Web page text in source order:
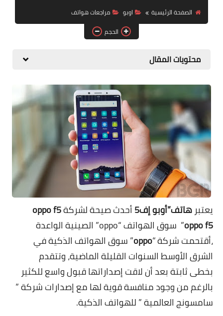
تقنيات السيارات
الصفحة الرئيسية
اوبو
مراجعات هواتف
الحجم
محتويات المقال
يعتبر ھاتف”أوبو إف5 أحدث صيحة لشركةoppo f5
”oppo f5
سوق الھواتف “oppo” الصينية الواعدة
،أقتحمت شركة “oppo” سوق الھواتف الذكية في
الشرق الأوسط السنوات القليلة الماضية، وتتقدم
بخطى ثابتة بعد أن لاقت إصداراتھا قبول واسع للكثير
بالرغم من وجود منافسة قوية لھا مع إصدارات شركة ”
سامسونج العالمية ” للھواتف الذكية.